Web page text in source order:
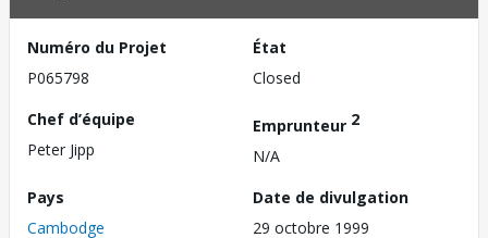
Numéro du Projet
P065798
État
Closed
Chef d’équipe
Peter Jipp
Emprunteur 2
N/A
Pays
Cambodge
Date de divulgation
29 octobre 1999